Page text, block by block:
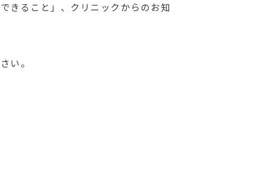
きること」、クリニックからのお知
い。